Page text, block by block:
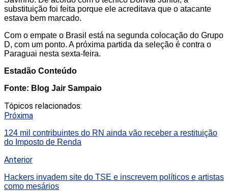
substituição foi feita porque ele acreditava que o atacante
estava bem marcado.
Com o empate o Brasil está na segunda colocação do Grupo
D, com um ponto. A próxima partida da seleção é contra o
Paraguai nesta sexta-feira.
Estadão Conteúdo
Fonte: Blog Jair Sampaio
Tópicos relacionados:
Próxima
124 mil contribuintes do RN ainda vão receber a restituição
do Imposto de Renda
Anterior
Hackers invadem site do TSE e inscrevem políticos e artistas
como mesários